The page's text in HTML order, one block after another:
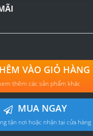
VÀO GIỎ HÀNG
thêm các sản phẩm khác
MUA NGAY
tận nơi hoặc nhận tại cửa hàng